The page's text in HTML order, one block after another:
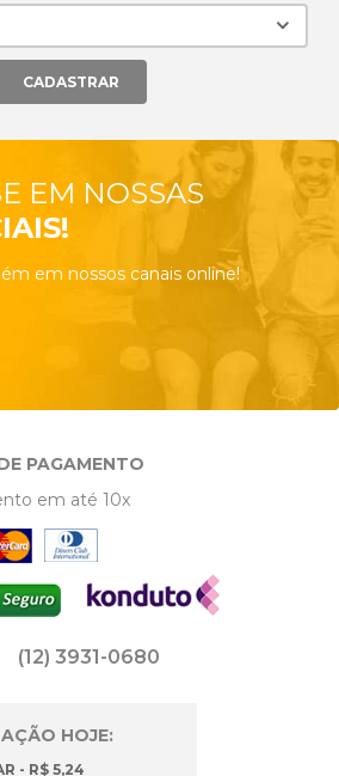
EM NOSSAS
em nossos canais online!
PAGAMENTO
em até 10x
(12) 3931-0680
HOJE:
- R$ 5,24